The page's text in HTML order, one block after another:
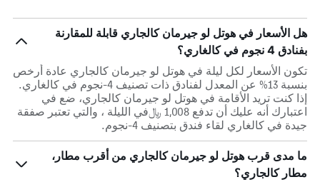
هل الأسعار في هوتل لو جيرمان كالجاري قابلة للمقارنة
بفنادق 4 نجوم في كالغاري؟
تكون الأسعار لكل ليلة في هوتل لو جيرمان كالجاري عادة أرخص
بنسبة 13% عن المعدل لفنادق ذات تصنيف 4-نجوم في كالغاري.
إذا كنت تريد الأقامة في هوتل لو جيرمان كالجاري، ضع في
اعتبارك أنه عليك أن تدفع 1,008 ﷼في الليلة ، والتي تعتبر صفقة
جيدة في كالغاري لقاء فندق بتصنيف 4-نجوم.
ما مدى قرب هوتل لو جيرمان كالجاري من أقرب مطار،
مطار كالجاري؟